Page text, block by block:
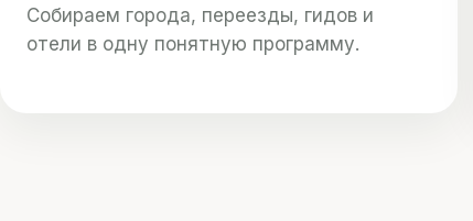
Собираем города, переезды, гидов и
отели в одну понятную программу.